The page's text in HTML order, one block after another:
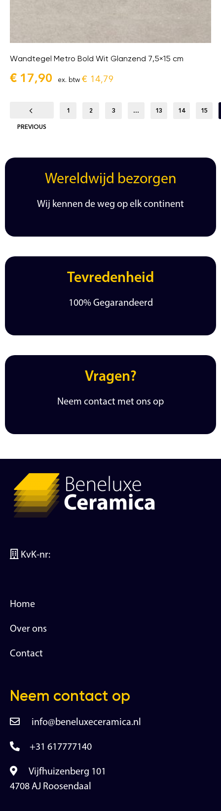
Wandtegel Metro Bold Wit Glanzend 7,5×15 cm
€ 17,90 ex. btw € 14,79
PREVIOUS
1 2 3 … 13 14 15
Wereldwijd bezorgen
Wij kennen de weg op elk continent
Tevredenheid
100% Gegarandeerd
Vragen?
Neem contact met ons op
KvK-nr:
Home
Over ons
Contact
Neem contact op
info@beneluxeceramica.nl
+31 617777140
Vijfhuizenberg 101
4708 AJ Roosendaal